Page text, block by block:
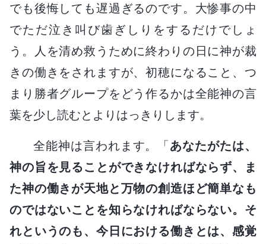
でも後悔しても遅過ぎるのです。大惨事の中
でただ泣き叫び歯ぎしりをするだけでしょ
う。人を清め救うために終わりの日に神が裁
きの働きをされますが、初穂になること、つ
まり勝者グループをどう作るかは全能神の言
葉を少し読むとよりはっきりします。
全能神は言われます。「あなたがたは、
神の旨を見ることができなければならず、ま
た神の働きが天地と万物の創造ほど簡単なも
のではないことを知らなければならない。そ
れというのも、今日における働きとは、感覚